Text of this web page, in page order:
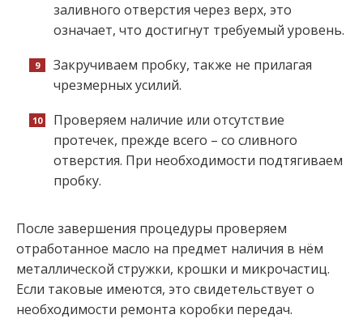
заливного отверстия через верх, это
означает, что достигнут требуемый уровень.
Закручиваем пробку, также не прилагая
чрезмерных усилий.
Проверяем наличие или отсутствие
протечек, прежде всего – со сливного
отверстия. При необходимости подтягиваем
пробку.
После завершения процедуры проверяем
отработанное масло на предмет наличия в нём
металлической стружки, крошки и микрочастиц.
Если таковые имеются, это свидетельствует о
необходимости ремонта коробки передач.